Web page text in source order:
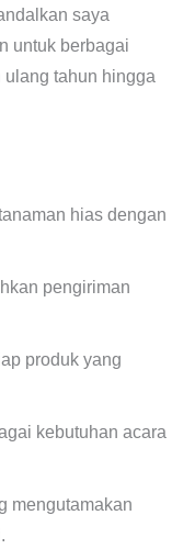
saya
untuk berbagai
tahun hingga
hias dengan
pengiriman
produk yang
kebutuhan acara
mengutamakan